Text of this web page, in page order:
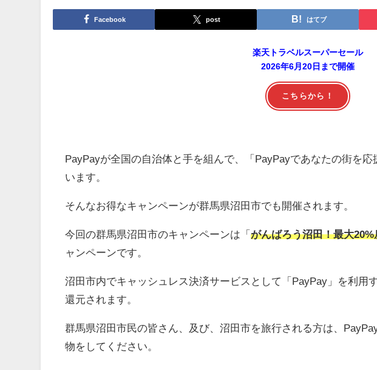
Facebook post はてブ
楽天トラベルスーパーセール
2026年6月20日まで開催
こちらから！
PayPayが全国の自治体と手を組んで、「PayPayであなたの街を
います。
そんなお得なキャンペーンが群馬県沼田市でも開催されます。
今回の群馬県沼田市のキャンペーンは「がんばろう沼田！最大
ャンペーンです。
沼田市内でキャッシュレス決済サービスとして「PayPay」を利用
還元されます。
群馬県沼田市民の皆さん、及び、沼田市を旅行される方は、
物をしてください。